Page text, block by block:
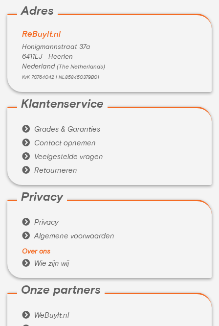
Adres
ReBuyIt.nl
Honigmannstraat 37a
6411LJ Heerlen
Nederland (The Netherlands)
KvK 70764042 | NL858450379B01
Klantenservice
 Grades & Garanties
 Contact opnemen
 Veelgestelde vragen
 Retourneren
Privacy
 Privacy
 Algemene voorwaarden
Over ons
 Wie zijn wij
Onze partners
 WeBuyIt.nl